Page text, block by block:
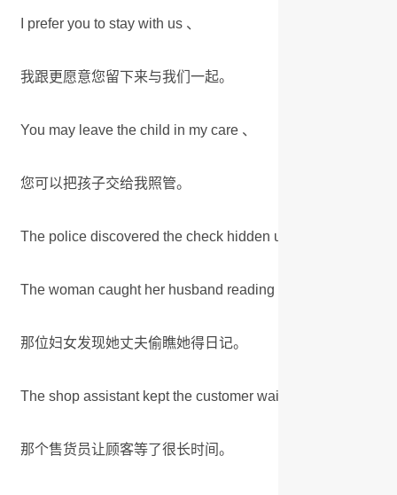
I prefer you to stay with us 、
我跟更愿意您留下来与我们一起。
You may leave the child in my care 、
您可以把孩子交给我照管。
The police discovered the check hidden under a pile of
The woman caught her husband reading her diary 、
那位妇女发现她丈夫偷瞧她得日记。
The shop assistant kept the customer waiting a very long
那个售货员让顾客等了很长时间。